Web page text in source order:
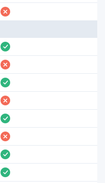
fehlt
vorhanden
fehlt
vorhanden
fehlt
vorhanden
fehlt
vorhanden
vorhanden